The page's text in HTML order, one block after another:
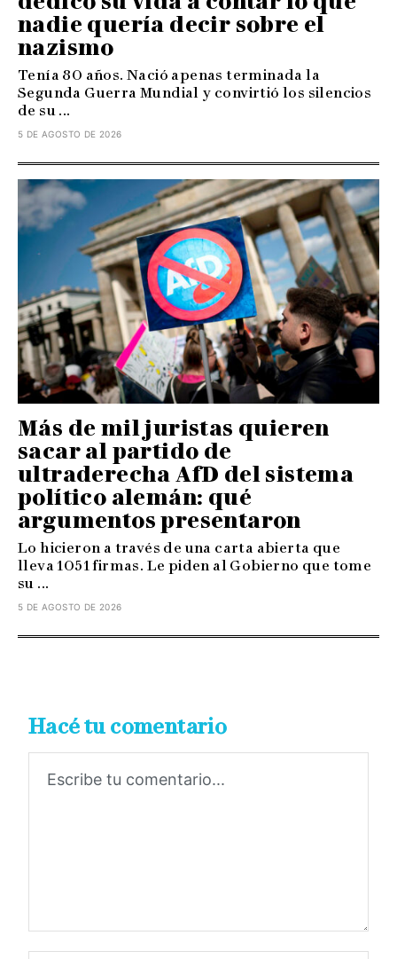
nadie quería decir sobre el
nazismo
Tenía 80 años. Nació apenas terminada la
Segunda Guerra Mundial y convirtió los silencios
de su ...
5 DE AGOSTO DE 2026
Más de mil juristas quieren
sacar al partido de
ultraderecha AfD del sistema
político alemán: qué
argumentos presentaron
Lo hicieron a través de una carta abierta que
lleva 1051 firmas. Le piden al Gobierno que tome
su ...
5 DE AGOSTO DE 2026
Hacé tu comentario